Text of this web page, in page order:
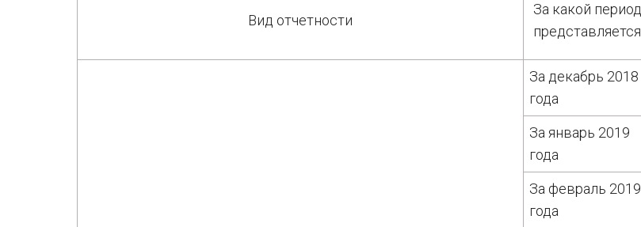
Вид отчетности
За какой период
представляется
За декабрь 2018
года
За январь 2019
года
За февраль 2019
года